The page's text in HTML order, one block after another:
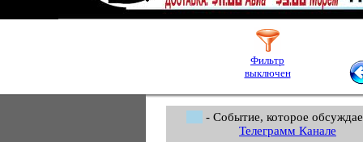
Фильтр
выключен
- Событие, которое
Телеграмм Канале